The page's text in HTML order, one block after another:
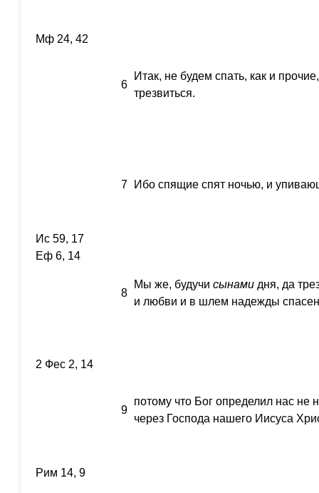
Мф 24, 42
6
Итак, не будем спать, как и
трезвиться.
7 Ибо спящие спят ночью, и
Ис 59, 17
Еф 6, 14
8
Мы же, будучи сынами дня, да
и любви и в шлем надежды
2 Фес 2, 14
9
потому что Бог определил нас не
через Господа нашего Иисуса
Рим 14, 9